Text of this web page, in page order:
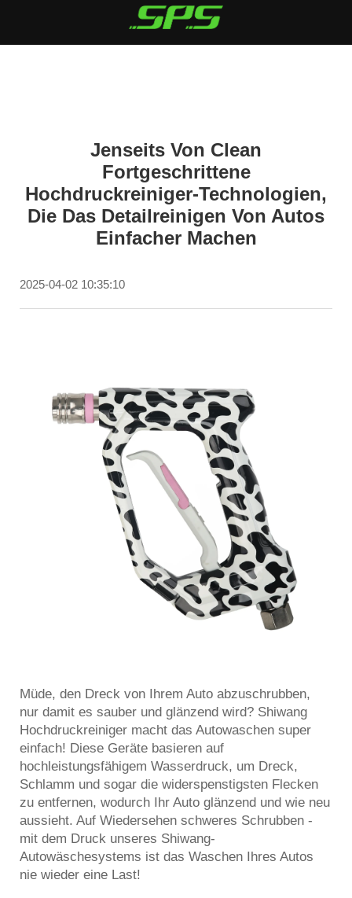
Jenseits Von Clean
Fortgeschrittene
Hochdruckreiniger-Technologien,
Die Das Detailreinigen Von Autos
Einfacher Machen
2025-04-02 10:35:10
Müde, den Dreck von Ihrem Auto abzuschrubben,
nur damit es sauber und glänzend wird? Shiwang
Hochdruckreiniger macht das Autowaschen super
einfach! Diese Geräte basieren auf
hochleistungsfähigem Wasserdruck, um Dreck,
Schlamm und sogar die widerspenstigsten Flecken
zu entfernen, wodurch Ihr Auto glänzend und wie neu
aussieht. Auf Wiedersehen schweres Schrubben -
mit dem Druck unseres Shiwang-
Autowäschesystems ist das Waschen Ihres Autos
nie wieder eine Last!